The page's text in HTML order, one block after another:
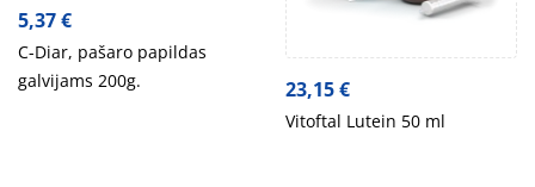
5,37€
C-Diar, pašaro papildas
galvijams 200g.
23,15€
Vitoftal Lutein 50 ml